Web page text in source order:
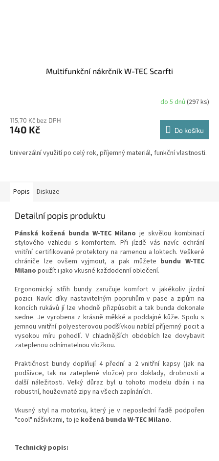
Multifunkční nákrčník W-TEC Scarfti
do 5 dnů (297 ks)
115,70 Kč bez DPH
140 Kč Do košíku
Univerzální využití po celý rok, příjemný materiál, funkční vlastnosti.
Popis Diskuze
Detailní popis produktu
Pánská kožená bunda W-TEC Milanoje skvělou kombinací
stylového vzhledu s komfortem. Při jízdě vás navíc ochrání
vnitřní certifikované protektory na ramenou a loktech. Veškeré
chrániče lze ovšem vyjmout, a pak můžete bundu W-TEC
Milano použít i jako vkusné každodenní oblečení.
Ergonomický střih bundy zaručuje komfort v jakékoliv jízdní
pozici. Navíc díky nastavitelným popruhům v pase a zipům na
koncích rukávů jí lze vhodně přizpůsobit a tak bunda dokonale
sedne. Je vyrobena z krásně měkké a poddajné kůže. Spolu s
jemnou vnitřní polyesterovou podšívkou nabízí příjemný pocit a
vysokou míru pohodlí. V chladnějších obdobích lze dovybavit
zateplenou odnímatelnou vložkou.
Praktičnost bundy doplňují 4 přední a 2 vnitřní kapsy (jak na
podšívce, tak na zateplené vložce) pro doklady, drobnosti a
další náležitosti. Velký důraz byl u tohoto modelu dbán i na
robustní, houževnaté zipy na všech zapínáních.
Vkusný styl na motorku, který je v neposlední řadě podpořen
"cool" nášivkami, to je kožená bunda W-TEC Milano.
Technický popis: